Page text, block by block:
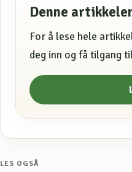
Denne
For å lese hele
deg inn og få tilgang
LES OGSÅ